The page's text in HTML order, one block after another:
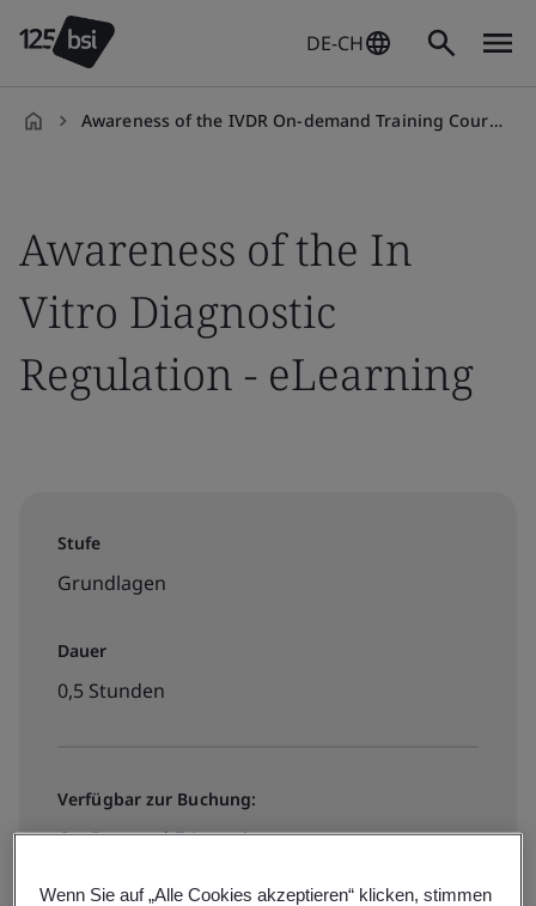
DE-CH
Awareness of the IVDR On-demand Training Course
Awareness of the In
Vitro Diagnostic
Regulation - eLearning
Stufe
Grundlagen
Dauer
0,5 Stunden
Verfügbar zur Buchung:
On-Demand-E-Learning
Wenn Sie auf „Alle Cookies akzeptieren“ klicken, stimmen